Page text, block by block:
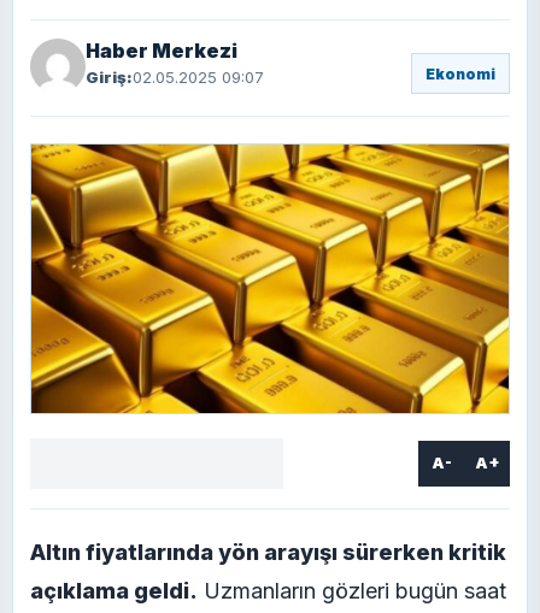
Haber Merkezi
Giriş:02.05.2025 09:07 Ekonomi
A- A+
Altın fiyatlarında yön arayışı sürerken kritik
açıklama geldi. Uzmanların gözleri bugün saat